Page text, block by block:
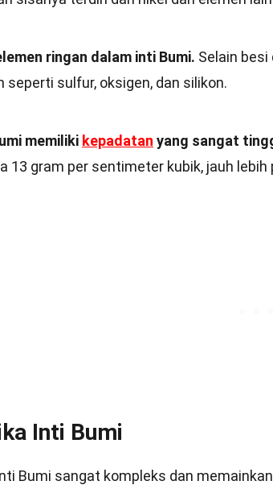
ringan dalam inti Bumi. Selain
seperti sulfur, oksigen, dan silikon.
memiliki kepadatan yang sangat
13 gram per sentimeter kubik, jauh
Inti Bumi
Bumi sangat kompleks dan